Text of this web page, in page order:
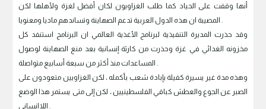
أنها وقفت على الحياد كما طلب الغزاويون لكان أفضل لغزة ولأهلها لكن
المصيبة ان هذه الدول العربية تدعم الصهاينة وتساندهم ماديا ومعنويا .
وقد حذرت المديرة التنفيذية لبرنامج الأغذية العالمي ان البرنامج استنفد كل
مخزونه الغدائي في غزة وحذرت من كارثة إنسانية بعد منع الصهاينة لوصول
المساعدات منذ أكثر من سبعة أسابيع متواصلة .
وهذه مدة غير يسيرة كفيلة بإبادة شعب بأكمله ، لكن الغزاويين متعودون على
الصبر عن الجوع والعطش كباقي الفلسطينيين ، لكن إلى متى يستمر هذا الوضع
اللا إنساني .